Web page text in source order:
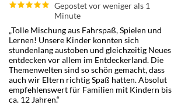
Gepostet vor weniger als 1
Minute
„Tolle Mischung aus Fahrspaß, Spielen und
Lernen! Unsere Kinder konnten sich
stundenlang austoben und gleichzeitig Neues
entdecken vor allem im Entdeckerland. Die
Themenwelten sind so schön gemacht, dass
auch wir Eltern richtig Spaß hatten. Absolut
empfehlenswert für Familien mit Kindern bis
ca. 12 Jahren.“